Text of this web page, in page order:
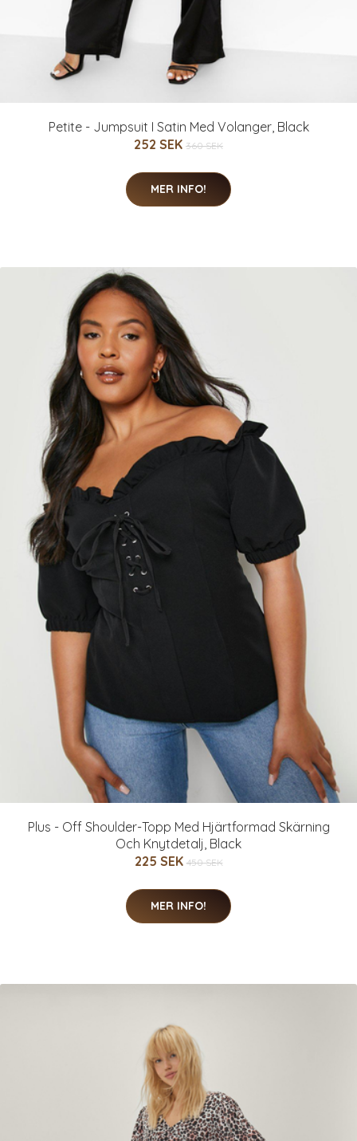
Petite - Jumpsuit I Satin Med Volanger, Black
252 SEK 360 SEK
MER INFO!
Plus - Off Shoulder-Topp Med Hjärtformad Skärning
Och Knytdetalj, Black
225 SEK 450 SEK
MER INFO!